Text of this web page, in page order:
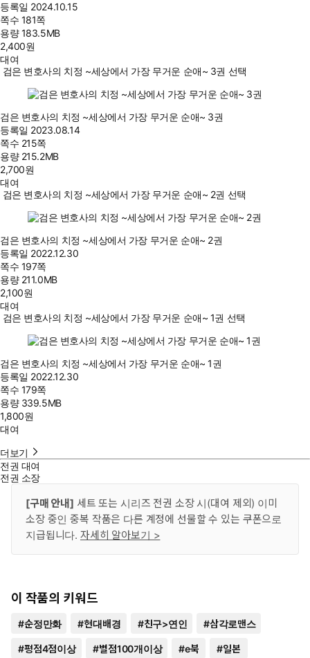
등록일 2024.10.15
쪽수 181쪽
용량183.5MB
2,400원
대여
검은 변호사의 치정 ~세상에서 가장 무거운 순애~ 3권 선택
검은 변호사의 치정 ~세상에서 가장 무거운 순애~ 3권
등록일 2023.08.14
쪽수 215쪽
용량 215.2MB
2,700원
대여
검은 변호사의 치정 ~세상에서 가장 무거운 순애~ 2권 선택
검은 변호사의 치정 ~세상에서 가장 무거운 순애~ 2권
등록일 2022.12.30
쪽수 197쪽
용량 211.0MB
2,100원
대여
검은 변호사의 치정 ~세상에서 가장 무거운 순애~ 1권 선택
검은 변호사의 치정 ~세상에서 가장 무거운 순애~ 1권
등록일 2022.12.30
쪽수 179쪽
용량 339.5MB
1,800원
대여
더보기
전권 대여
전권 소장
[구매 안내] 세트 또는 시리즈 전권 소장 시(대여 제외) 이미
소장 중인 중복 작품은 다른 계정에 선물할 수 있는 쿠폰으로
지급됩니다. 자세히 알아보기 >
이 작품의 키워드
#순정만화 #현대배경 #친구>연인 #삼각로맨스
#평점4점이상 #별점100개이상 #e북 #일본